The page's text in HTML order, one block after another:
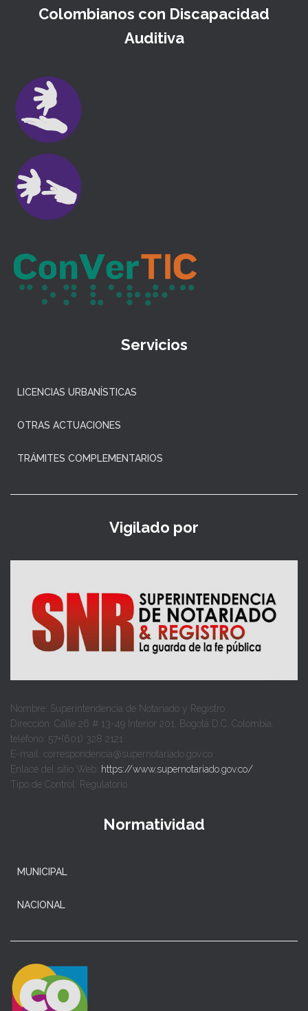
Colombianos con Discapacidad
Auditiva
Servicios
LICENCIAS URBANÍSTICAS
OTRAS ACTUACIONES
TRÁMITES COMPLEMENTARIOS
Vigilado por
Nombre: Superintendencia de Notariado y Registro
Dirección: Calle 26 # 13-49 Interior 201, Bogotá D.C. Colombia.
teléfono: 57+(601) 328 2121
E-mail: correspondencia@supernotariado.gov.co
Enlace del sitio Web: https://www.supernotariado.gov.co/
Tipo de Control: Regulatorio
Normatividad
MUNICIPAL
NACIONAL